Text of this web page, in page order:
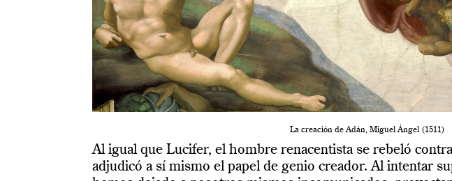
La creación de Adán, Miguel Ángel (1511)
Al igual que Lucifer, el hombre renacentista se rebeló
adjudicó a sí mismo el papel de genio creador. Al intentar